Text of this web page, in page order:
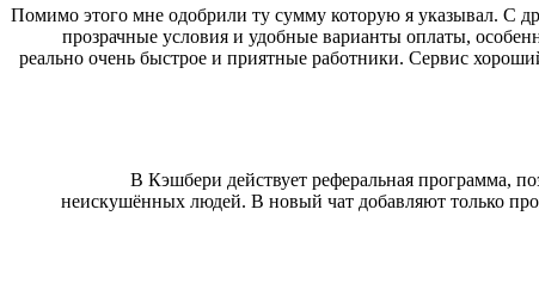
Помимо этого мне одобрили ту сумму которую я указывал. С
прозрачные условия и удобные варианты оплаты,
реально очень быстрое и приятные работники. Сервис
В Кэшбери действует реферальная программа,
неискушённых людей. В новый чат добавляют только